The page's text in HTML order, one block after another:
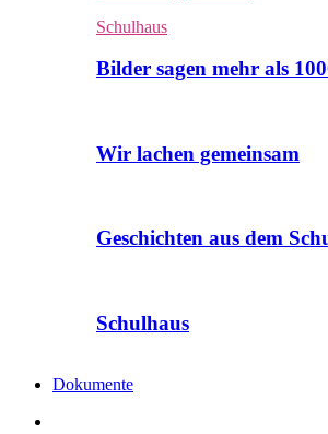
Schulhaus
Bilder sagen mehr als
Wir lachen gemeinsam
Geschichten aus dem
Schulhaus
Dokumente